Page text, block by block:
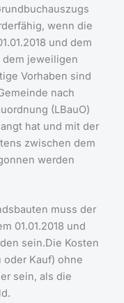
wenn die
und dem
dem jeweiligen
Vorhaben sind
nach
(LBauO)
hat und mit der
zwischen dem
werden
muss der
01.01.2018 und
sein.Die Kosten
Kauf) ohne
sein, als die